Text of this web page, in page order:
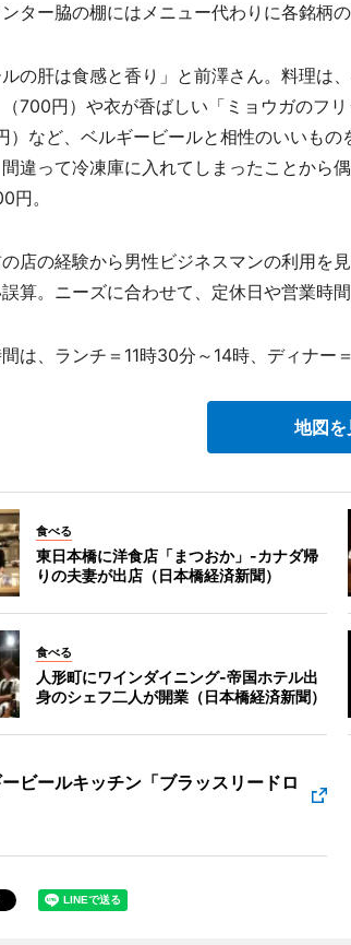
ター脇の棚にはメニュー代わりに各銘柄
の肝は食感と香り」と前澤さん。料理は
700円）や衣が香ばしい「ミョウガのフ
）など、ベルギービールと相性のいいも
違って冷凍庫に入れてしまったことから
円。
店の経験から男性ビジネスマンの利用を
算。ニーズに合わせて、定休日や営業時
は、ランチ＝11時30分～14時、ディナー
地図を
食べる
東日本橋に洋食店「まつおか」-カナダ帰
りの夫妻が出店（日本橋経済新聞）
食べる
人形町にワインダイニング-帝国ホテル出
身のシェフ二人が開業（日本橋経済新聞）
ビールキッチン「ブラッスリードロ